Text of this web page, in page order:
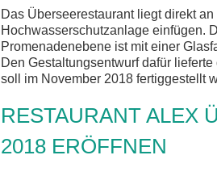
Das Überseerestaurant liegt direkt
Hochwasserschutzanlage einfügen.
Promenadenebene ist mit einer
Den Gestaltungsentwurf dafür
soll im November 2018 fertiggestellt
RESTAURANT ALEX
2018 ERÖFFNEN